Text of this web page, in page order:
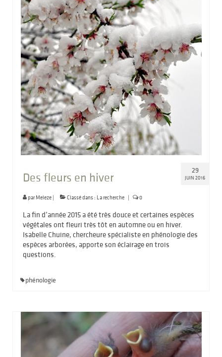
29
JUIN 2016
Des fleurs en hiver
parMeleze | Classé dans : La recherche | 0
La fin d’année 2015 a été très douce et certaines espèces
végétales ont fleuri très tôt en automne ou en hiver.
Isabelle Chuine, chercheure spécialiste en phénologie des
espèces arborées, apporte son éclairage en trois
questions.
phénologie